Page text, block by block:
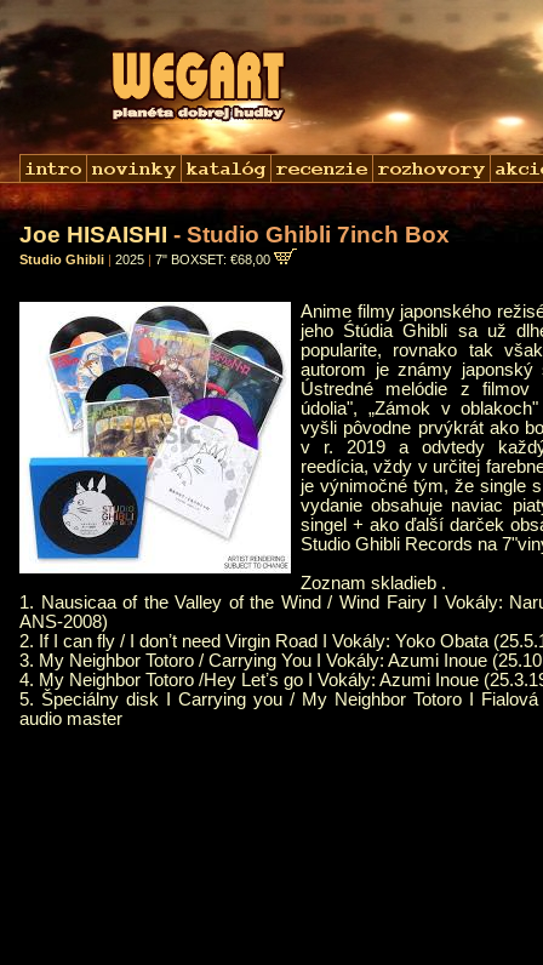
Joe HISAISHI - Studio Ghibli 7inch Box
Studio Ghibli | 2025 | 7" BOXSET: €68,00
Anime filmy japonského
jeho Śtúdia Ghibli sa už
popularite, rovnako tak
autorom je známy japonský
Ústredné melódie z filmov
údolia", „Zámok v
vyšli pôvodne prvýkrát ako
v r. 2019 a odvtedy
reedícia, vždy v určitej
je výnimočné tým, že single
vydanie obsahuje naviac
singel + ako ďalší darček
Studio Ghibli Records na
Zoznam skladieb .
1. Nausicaa of the Valley of the Wind / Wind Fairy I Vokály:
ANS-2008)
2. If I can fly / I donʼt need Virgin Road I Vokály: Yoko Obata
3. My Neighbor Totoro / Carrying You I Vokály: Azumi Inoue
4. My Neighbor Totoro /Hey Letʼs go I Vokály: Azumi Inoue
5. Špeciálny disk I Carrying you / My Neighbor Totoro I
audio master